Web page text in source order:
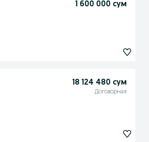
1 600 000 сум
18 124 480 сум
Договорная